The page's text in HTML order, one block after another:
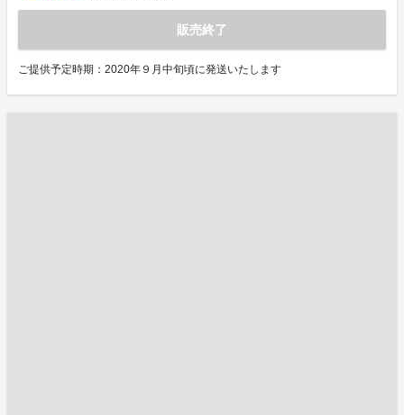
販売終了
ご提供予定時期：2020年９月中旬頃に発送いたします